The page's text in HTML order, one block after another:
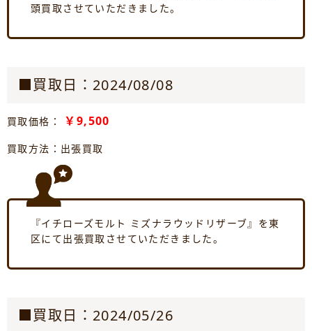
頭買取させていただきました。
■買取日：2024/08/08
買取価格： ￥9,500
買取方法：出張買取
『イチローズモルト ミズナラウッドリザーブ』を東
区にて出張買取させていただきました。
■買取日：2024/05/26